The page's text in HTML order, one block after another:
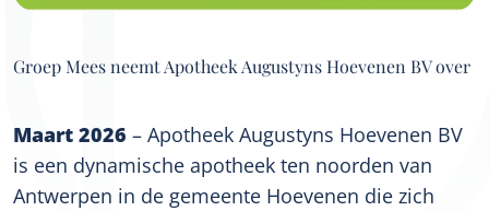
Groep Mees neemt Apotheek Augustyns Hoevenen BV over
Maart 2026 – Apotheek Augustyns Hoevenen BV
is een dynamische apotheek ten noorden van
Antwerpen in de gemeente Hoevenen die zich